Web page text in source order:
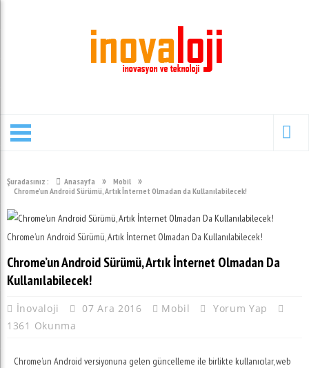
Şuradasınız : Anasayfa » Mobil »
Chrome’un Android Sürümü, Artık İnternet Olmadan da Kullanılabilecek!
Chrome’un Android Sürümü, Artık İnternet Olmadan Da Kullanılabilecek!
Chrome’un Android Sürümü, Artık İnternet Olmadan Da
Kullanılabilecek!
İnovaloji 07 Ara 2016 Mobil
Yorum Yap
1361 Okunma
Chrome’un Android versiyonuna gelen güncelleme ile birlikte kullanıcılar, web